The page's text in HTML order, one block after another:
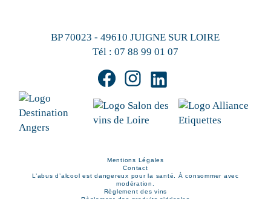
BP 70023 - 49610 JUIGNE SUR LOIRE
Tél : 07 88 99 01 07
Mentions Légales
Contact
L’abus d’alcool est dangereux pour la santé. À consommer avec
modération.
Règlement des vins